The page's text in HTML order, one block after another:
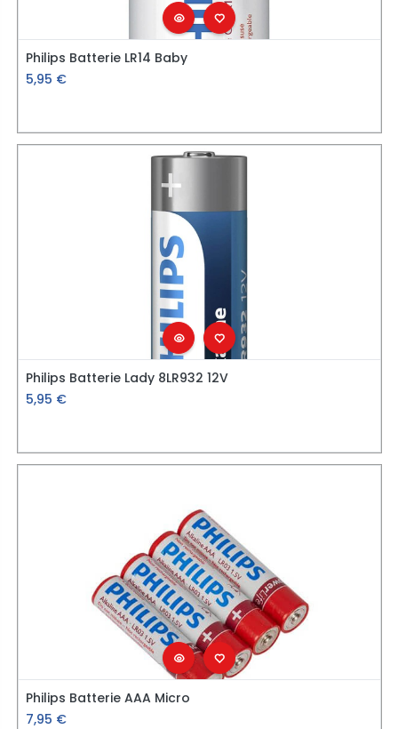
Philips Batterie LR14 Baby
5,95 €
Philips Batterie Lady 8LR932 12V
5,95 €
Philips Batterie AAA Micro
7,95 €